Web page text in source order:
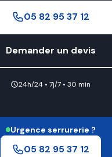
05 82 95 37 12
Demander un devis
24h/24 • 7j/7 • 30 min
Urgence serrurerie ?
05 82 95 37 12